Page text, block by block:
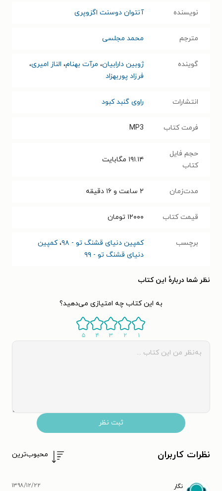
نویسنده آنتوان دوسنت اگزوپری
مترجم محمد مجلسی
گوینده ژوبین دارابیان، مرآت بهنام، الناز امیری،
فرزاد پوربهزاد
انتشارات راوی گنبد کبود
فرمت کتاب MP3
حجم فایل
کتاب
۱۹۱.۱۴ مگابایت
مدت‌زمان ۲ ساعت و ۱۶ دقیقه
قیمت کتاب ۱۲۰۰۰ تومان
برچسب کمپین دنیای قشنگ تو - ۹۸ ،کمپین
دنیای قشنگ تو - ۹۹
نظر شما دربارهٔ این کتاب
به این کتاب چه امتیازی می‌دهید؟
۱ ۲ ۳ ۴ ۵
ثبت نظر
نظرات کاربران محبوب‌ترین
نگار ۱۳۹۸/۱۲/۲۲